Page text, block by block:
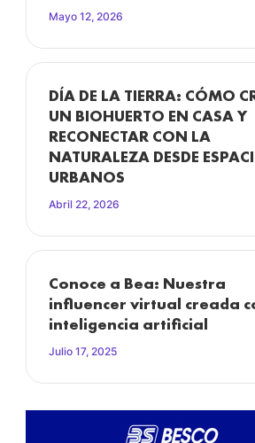
Mayo 12, 2026
DÍA DE LA TIERRA: CÓMO
UN BIOHUERTO EN CASA Y
RECONECTAR CON LA
NATURALEZA DESDE
URBANOS
Abril 22, 2026
Conoce a Bea: Nuestra
influencer virtual creada
inteligencia artificial
Julio 17, 2025